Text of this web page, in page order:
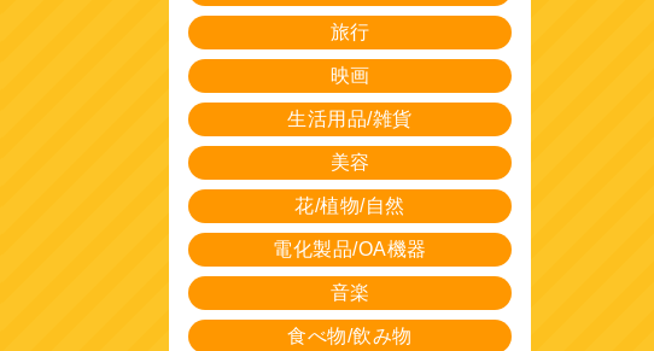
旅行
映画
生活用品/雑貨
美容
花/植物/自然
電化製品/OA機器
音楽
食べ物/飲み物